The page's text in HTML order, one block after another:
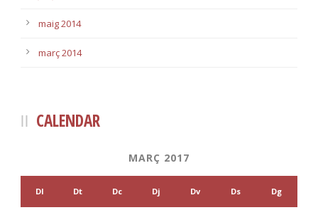
maig 2014
març 2014
CALENDAR
MARÇ 2017
Dl Dt Dc Dj Dv Ds Dg